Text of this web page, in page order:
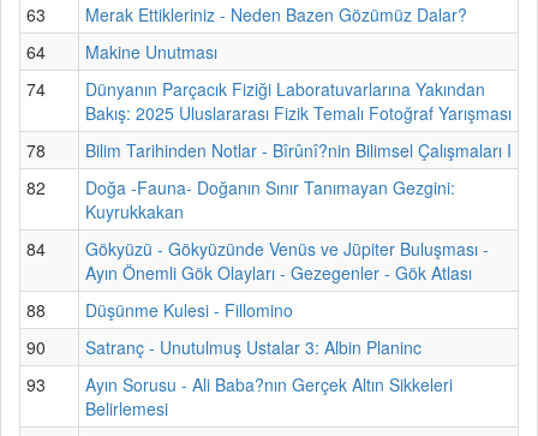
63
Merak Ettikleriniz - Neden Bazen Gözümüz Dalar?
64
Makine Unutması
74
Dünyanın Parçacık Fiziği Laboratuvarlarına Yakından
Bakış: 2025 Uluslararası Fizik Temalı Fotoğraf Yarışması
78
Bilim Tarihinden Notlar - Bîrûnî?nin Bilimsel Çalışmaları I
82
Doğa -Fauna- Doğanın Sınır Tanımayan Gezgini:
Kuyrukkakan
84
Gökyüzü - Gökyüzünde Venüs ve Jüpiter Buluşması -
Ayın Önemli Gök Olayları - Gezegenler - Gök Atlası
88
Düşünme Kulesi - Fillomino
90
Satranç - Unutulmuş Ustalar 3: Albin Planinc
93
Ayın Sorusu - Ali Baba?nın Gerçek Altın Sikkeleri
Belirlemesi